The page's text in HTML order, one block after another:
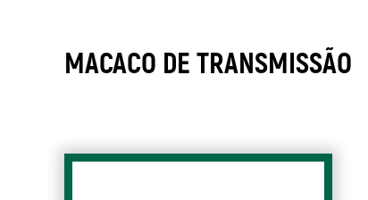
MACACO DE TRANSMISSÃO